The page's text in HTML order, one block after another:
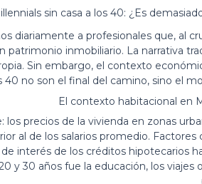
sin casa a los 40: ¿Es
diariamente a profesionales que, al
patrimonio inmobiliario. La narrativa
Sin embargo, el contexto
40 no son el final del camino, sino el
El contexto habitacional en
los precios de la vivienda en zonas
al de los salarios promedio.
interés de los créditos hipotecarios
y 30 años fue la educación, los